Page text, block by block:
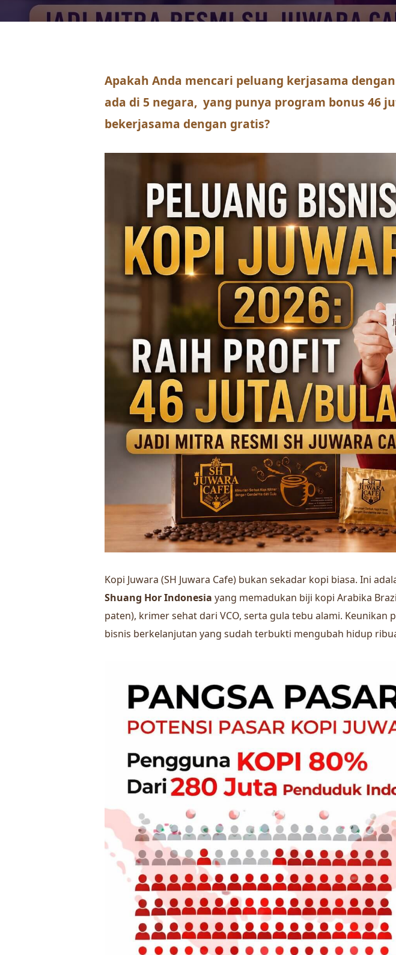
Apakah Anda mencari peluang kerjasama
ada di 5 negara, yang punya program bonus 46
bekerjasama dengan gratis?
Kopi Juwara (SH Juwara Cafe) bukan sekadar kopi biasa. Ini
Shuang Hor Indonesia yang memadukan biji kopi Arabika
paten), krimer sehat dari VCO, serta gula tebu alami. Keunikan
bisnis berkelanjutan yang sudah terbukti mengubah hidup